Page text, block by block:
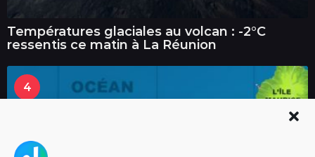
Températures glaciales au volcan : -2°C
ressentis ce matin à La Réunion
4